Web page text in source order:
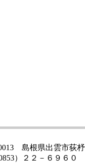
島根県出雲市荻杼
）２２－６９６０